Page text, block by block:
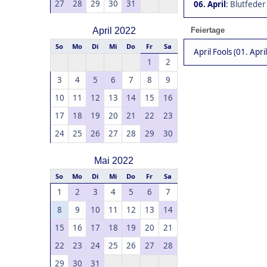
27
28 29 30 31
April 2022
So Mo Di Mi Do Fr Sa
1
2
3
4 5 6 7 8
9
10
11 12 13 14 15
16
17
18 19 20 21 22
23
24
25 26 27 28 29 30
Mai 2022
So Mo Di Mi Do Fr Sa
1 2 3 4 5 6
7
8
9 10 11 12 13
14
15
16 17 18 19 20
21
22
23 24 25 26 27
28
29
30 31
06. April: Blutfeder
Feiertage
April Fools (01.